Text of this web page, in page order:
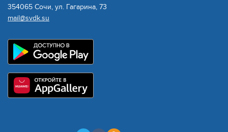
354065 Сочи, ул. Гагарина, 73
mail@svdk.su